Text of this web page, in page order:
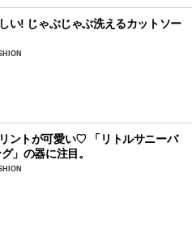
い! じゃぶじゃぶ洗えるカットソー
ントが可愛い♡ 「リトルサニーバ
」の器に注目。